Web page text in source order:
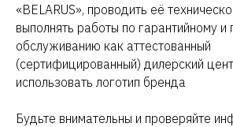
«BELARUS», проводить её
выполнять работы по гарантийному и
обслуживанию как аттестованный
(сертифицированный) дилерский
использовать логотип бренда
Будьте внимательны и проверяйте